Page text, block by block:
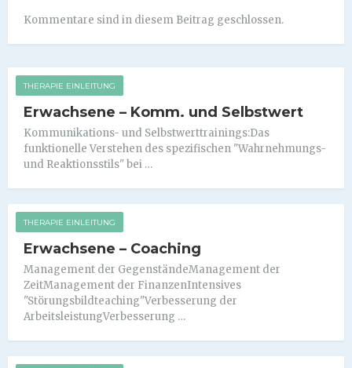
Kommentare sind in diesem Beitrag geschlossen.
THERAPIE EINLEITUNG
Erwachsene – Komm. und Selbstwert
Kommunikations- und Selbstwerttrainings:Das
funktionelle Verstehen des spezifischen "Wahrnehmungs-
und Reaktionsstils" bei …
THERAPIE EINLEITUNG
Erwachsene – Coaching
Management der GegenständeManagement der
ZeitManagement der FinanzenIntensives
"Störungsbildteaching"Verbesserung der
ArbeitsleistungVerbesserung …